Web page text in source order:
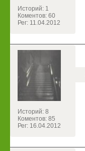
Историй: 1
Коментов: 60
Рег: 11.04.2012
Историй: 8
Коментов: 85
Рег: 16.04.2012